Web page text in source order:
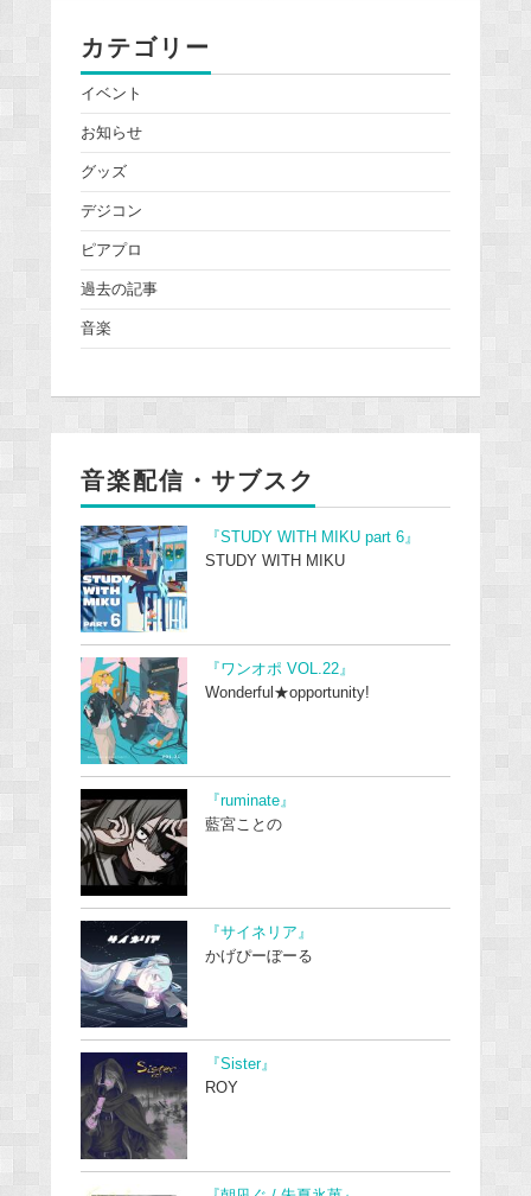
カテゴリー
イベント
お知らせ
グッズ
デジコン
ピアプロ
過去の記事
音楽
音楽配信・サブスク
『STUDY WITH MIKU part 6』
STUDY WITH MIKU
『ワンオポ VOL.22』
Wonderful★opportunity!
『ruminate』
藍宮ことの
『サイネリア』
かげぴーぼーる
『Sister』
ROY